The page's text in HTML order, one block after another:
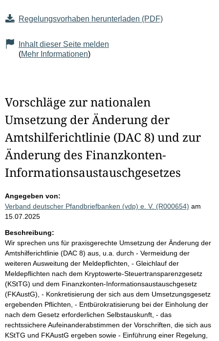
Regelungsvorhaben herunterladen (PDF)
Inhalt dieser Seite melden
(Mehr Informationen)
Vorschläge zur nationalen
Umsetzung der Änderung der
Amtshilferichtlinie (DAC 8) und zur
Änderung des Finanzkonten-
Informationsaustauschgesetzes
Angegeben von:
Verband deutscher Pfandbriefbanken (vdp) e. V. (R000654) am
15.07.2025
Beschreibung:
Wir sprechen uns für praxisgerechte Umsetzung der Änderung der
Amtshilferichtlinie (DAC 8) aus, u.a. durch - Vermeidung der
weiteren Ausweitung der Meldepflichten, - Gleichlauf der
Meldepflichten nach dem Kryptowerte-Steuertransparenzgesetz
(KStTG) und dem Finanzkonten-Informationsaustauschgesetz
(FKAustG), - Konkretisierung der sich aus dem Umsetzungsgesetz
ergebenden Pflichten, - Entbürokratisierung bei der Einholung der
nach dem Gesetz erforderlichen Selbstauskunft, - das
rechtssichere Aufeinanderabstimmen der Vorschriften, die sich aus
KStTG und FKAustG ergeben sowie - Einführung einer Regelung,